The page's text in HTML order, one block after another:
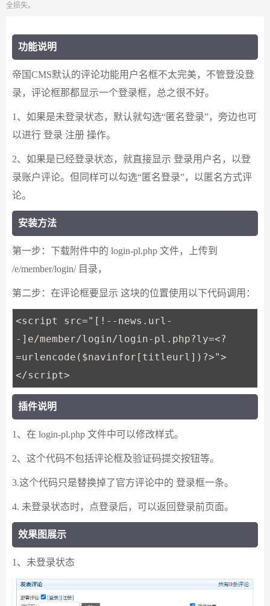
全损失。
功能说明
帝国CMS默认的评论功能用户名框不太完美，不管登没登
录，评论框那都显示一个登录框，总之很不好。
1、如果是未登录状态，默认就勾选“匿名登录”，旁边也可
以进行 登录 注册 操作。
2、如果是已经登录状态，就直接显示 登录用户名，以登
录账户评论。但同样可以勾选“匿名登录”，以匿名方式评
论。
安装方法
第一步：下载附件中的 login-pl.php 文件，上传到
/e/member/login/ 目录，
第二步：在评论框要显示 这块的位置使用以下代码调用：
<script src="[!--news.url-
-]e/member/login/login-pl.php?ly=<?
=urlencode($navinfor[titleurl])?>">
</script>
插件说明
1、在 login-pl.php 文件中可以修改样式。
2、这个代码不包括评论框及验证码提交按钮等。
3.这个代码只是替换掉了官方评论中的 登录框一条。
4. 未登录状态时，点登录后，可以返回登录前页面。
效果图展示
1、未登录状态